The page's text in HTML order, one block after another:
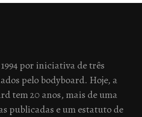
por iniciativa de três
pelo bodyboard. Hoje, a
tem 20 anos, mais de uma
publicadas e um estatuto de